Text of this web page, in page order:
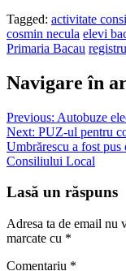
Tagged: activitate
cosmin necula elevi
Primaria Bacau
Navigare în
Previous: Autobuze
Next: PUZ-ul pentru
Umbrărescu a fost pus
Consiliului Local
Lasă un răspuns
Adresa ta de email nu
marcate cu *
Comentariu *